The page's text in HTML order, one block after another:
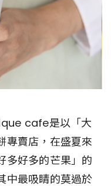
cafe是以「大
專賣店，在盛夏來
多好多的芒果」的
中最吸睛的莫過於